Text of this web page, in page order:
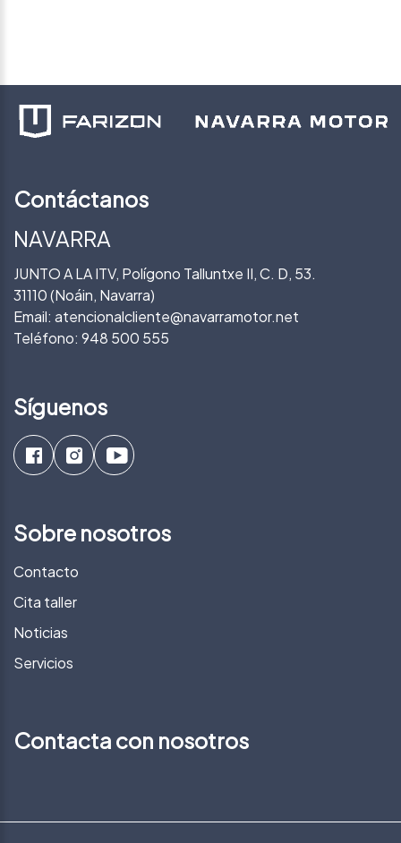
Contáctanos
NAVARRA
JUNTO A LA ITV, Polígono Talluntxe II, C. D, 53.
31110 (Noáin, Navarra)
Email: atencionalcliente@navarramotor.net
Teléfono: 948 500 555
Síguenos
Sobre nosotros
Contacto
Cita taller
Noticias
Servicios
Contacta con nosotros